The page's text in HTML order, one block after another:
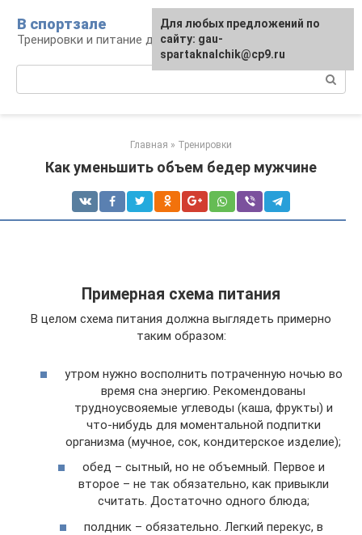
контенту
В спортзале
Тренировки и питание для здоровья
Главная » Тренировки
Как уменьшить объем бедер мужчине
Примерная схема питания
В целом схема питания должна выглядеть примерно
таким образом:
утром нужно восполнить потраченную ночью во
время сна энергию. Рекомендованы
трудноусвояемые углеводы (каша, фрукты) и
что-нибудь для моментальной подпитки
организма (мучное, сок, кондитерское изделие);
обед – сытный, но не объемный. Первое и
второе – не так обязательно, как привыкли
считать. Достаточно одного блюда;
полдник – обязательно. Легкий перекус, в
Для любых предложений по
сайту: gau-
spartaknalchik@cp9.ru